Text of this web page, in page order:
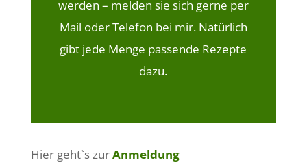
werden – melden sie sich gerne per
Mail oder Telefon bei mir. Natürlich
gibt jede Menge passende Rezepte
dazu.
Hier geht`s zurAnmeldung